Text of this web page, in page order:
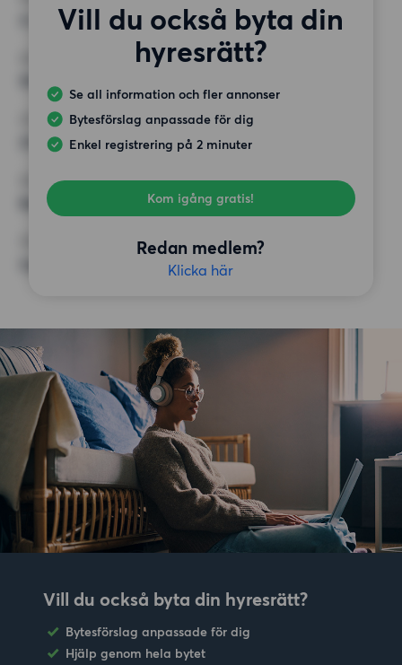
Vill du också byta din
hyresrätt?
Se all information och fler annonser
Bytesförslag anpassade för dig
Enkel registrering på 2 minuter
Kom igång gratis!
Redan medlem?
Klicka här
MINST ANTAL KVADRATMETER
HÖGSTA HYRA
25 000 kr
Balkong,
ÖVRIGA PREFERENSER
Inga speciella preferenser
Vill du också byta din hyresrätt?
Bytesförslag anpassade för dig
Hjälp genom hela bytet